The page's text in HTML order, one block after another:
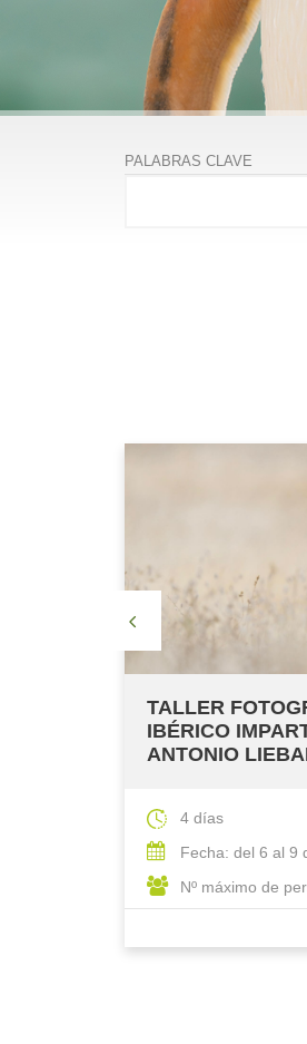
PALABRAS CLAVE
ECLIPSE
DE METEOROS
ESPECIAL
4 días
Fecha: del 10 al
Nº máximo de